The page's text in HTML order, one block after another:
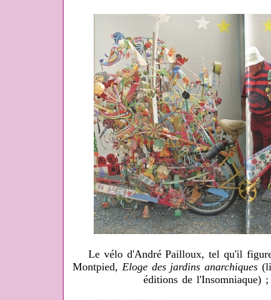
Le vélo d'André Pailloux, tel qu'il
Montpied, Eloge des jardins anarchiques
éditions de l'Insomniaque)